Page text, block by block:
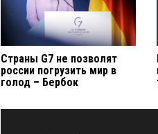
Страны G7 не позволят
россии погрузить мир в
голод – Бербок
Навигация